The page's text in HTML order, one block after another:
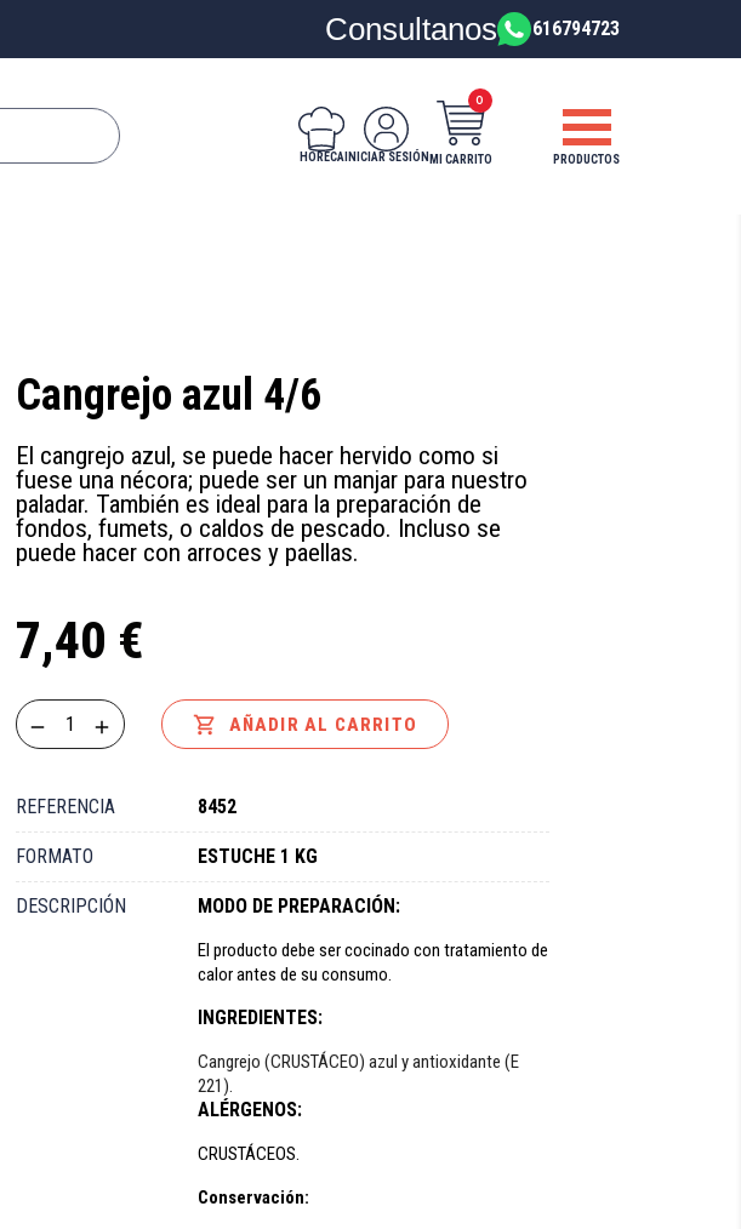
Consultanos 616794723
HORECA INICIAR SESIÓN MI CARRITO
0
PRODUCTOS
Cangrejo azul 4/6
El cangrejo azul, se puede hacer hervido como si
fuese una nécora; puede ser un manjar para nuestro
paladar. También es ideal para la preparación de
fondos, fumets, o caldos de pescado. Incluso se
puede hacer con arroces y paellas.
7,40 €
 AÑADIR AL CARRITO
REFERENCIA 8452
FORMATO ESTUCHE 1 KG
DESCRIPCIÓN MODO DE PREPARACIÓN:
El producto debe ser cocinado con tratamiento de
calor antes de su consumo.
INGREDIENTES:
Cangrejo (CRUSTÁCEO) azul y antioxidante (E
221).
ALÉRGENOS:
CRUSTÁCEOS.
Conservación: